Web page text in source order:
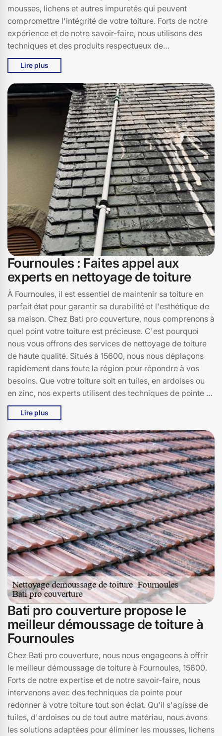
mousses, lichens et autres impuretés qui peuvent
compromettre l'intégrité de votre toiture. Forts de notre
expérience et de notre savoir-faire, nous utilisons des
techniques et des produits respectueux de
l'environnement pour garantir un résultat durable. Que
ce soit pour un nettoyage préventif ou un démoussage
en profondeur, notre équipe de spécialistes à Fournoules
se tient à votre disposition pour redonner à votre toit tout
son éclat et sa solidité. Faites confiance à Bati pro
couverture pour un entretien de qualité, adapté aux
spécificités de votre toiture et aux conditions
climatiques de 15600. Parce qu'un toit bien entretenu,
c'est l'assurance d'un foyer protégé et d'une maison
Lire plus
Fournoules : Faites appel aux
experts en nettoyage de toiture
À Fournoules, il est essentiel de maintenir sa toiture en
parfait état pour garantir sa durabilité et l'esthétique de
sa maison. Chez Bati pro couverture, nous comprenons à
quel point votre toiture est précieuse. C'est pourquoi
nous vous offrons des services de nettoyage de toiture
de haute qualité. Situés à 15600, nous nous déplaçons
rapidement dans toute la région pour répondre à vos
besoins. Que votre toiture soit en tuiles, en ardoises ou
en zinc, nos experts utilisent des techniques de pointe et
des produits respectueux de l'environnement pour
éliminer les mousses, lichens et autres débris. Faites
confiance à Bati pro couverture pour redonner à votre
toiture son éclat d'origine et prolonger sa durée de vie. À
Fournoules, nous sommes les partenaires idéaux pour un
entretien de toiture sans soucis. N'attendez plus,
contactez-nous pour un devis personnalisé et
redécouvrez la beauté de votre maison.
Lire plus
Bati pro couverture propose le
meilleur démoussage de toiture à
Fournoules
Chez Bati pro couverture, nous nous engageons à offrir
le meilleur démoussage de toiture à Fournoules, 15600.
Forts de notre expertise et de notre savoir-faire, nous
intervenons avec des techniques de pointe pour
redonner à votre toiture tout son éclat. Qu'il s'agisse de
tuiles, d'ardoises ou de tout autre matériau, nous avons
les solutions adaptées pour éliminer les mousses, lichens